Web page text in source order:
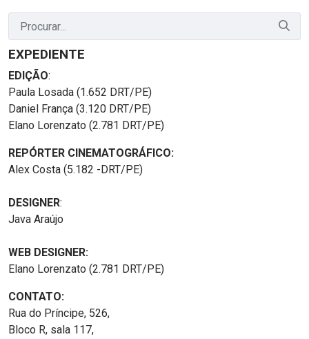
EXPEDIENTE
EDIÇÃO:
Paula Losada (1.652 DRT/PE)
Daniel França (3.120 DRT/PE)
Elano Lorenzato (2.781 DRT/PE)
REPÓRTER CINEMATOGRÁFICO:
Alex Costa (5.182 -DRT/PE)
DESIGNER:
Java Araújo
WEB DESIGNER:
Elano Lorenzato (2.781 DRT/PE)
CONTATO:
Rua do Príncipe, 526,
Bloco R, sala 117,